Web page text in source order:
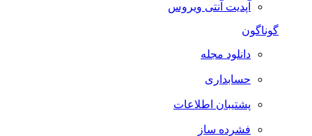
آپدیت آنتی ویروس
گوناگون
دانلود مجله
حسابداری
پشتیبان اطلاعات
فشرده ساز